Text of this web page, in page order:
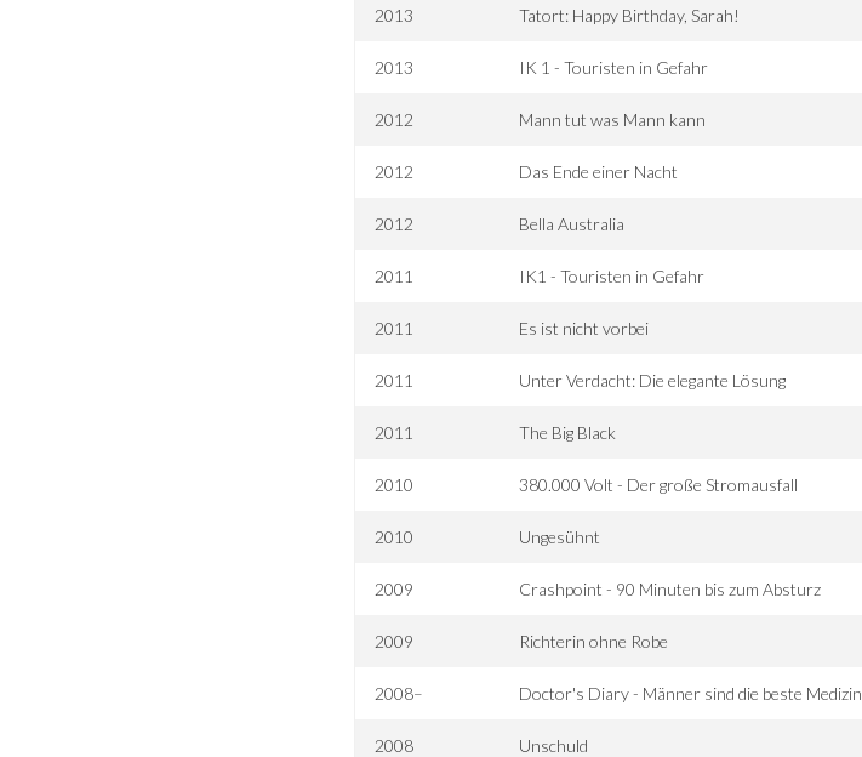
2013 Tatort: Happy Birthday, Sarah!
2013 IK 1 - Touristen in Gefahr
2012 Mann tut was Mann kann
2012 Das Ende einer Nacht
2012 Bella Australia
2011 IK1 - Touristen in Gefahr
2011 Es ist nicht vorbei
2011 Unter Verdacht: Die elegante Lösung
2011 The Big Black
2010 380.000 Volt - Der große Stromausfall
2010 Ungesühnt
2009 Crashpoint - 90 Minuten bis zum Absturz
2009 Richterin ohne Robe
2008– Doctor's Diary - Männer sind die beste Medizin
2008 Unschuld